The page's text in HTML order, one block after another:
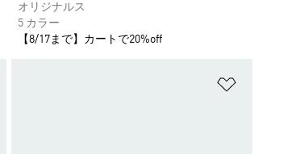
オリジナルス
5 カラー
【8/17まで】カートで20%off